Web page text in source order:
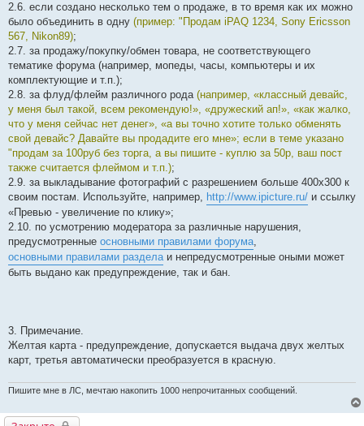
2.6. если создано несколько тем о продаже, в то время как их можно
было объединить в одну (пример: "Продам iPAQ 1234, Sony Ericsson
567, Nikon89);
2.7. за продажу/покупку/обмен товара, не соответствующего
тематике форума (например, мопеды, часы, компьютеры и их
комплектующие и т.п.);
2.8. за флуд/флейм различного рода (например, «классный девайс,
у меня был такой, всем рекомендую!», «дружеский ап!», «как жалко,
что у меня сейчас нет денег», «а вы точно хотите только обменять
свой девайс? Давайте вы продадите его мне»; если в теме указано
"продам за 100руб без торга, а вы пишите - куплю за 50р, ваш пост
также считается флеймом и т.п.);
2.9. за выкладывание фотографий с разрешением больше 400х300 к
своим постам. Используйте, например, http://www.ipicture.ru/ и ссылку
«Превью - увеличение по клику»;
2.10. по усмотрению модератора за различные нарушения,
предусмотренные основными правилами форума,
основными правилами разделаи непредусмотренные оными может
быть выдано как предупреждение, так и бан.
3. Примечание.
Желтая карта - предупреждение, допускается выдача двух желтых
карт, третья автоматически преобразуется в красную.
Пишите мне в ЛС, мечтаю накопить 1000 непрочитанных сообщений.